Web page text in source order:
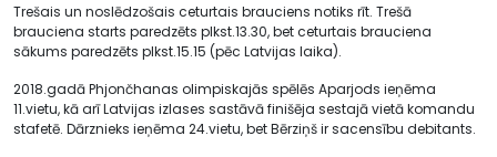
Trešais un noslēdzošais ceturtais brauciens notiks rīt. Trešā
brauciena starts paredzēts plkst.13.30, bet ceturtais brauciena
sākums paredzēts plkst.15.15 (pēc Latvijas laika).
2018.gadā Phjončhanas olimpiskajās spēlēs Aparjods ieņēma
11.vietu, kā arī Latvijas izlases sastāvā finišēja sestajā vietā komandu
stafetē. Dārznieks ieņēma 24.vietu, bet Bērziņš ir sacensību debitants.